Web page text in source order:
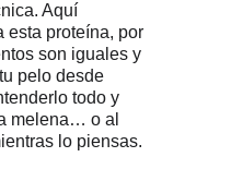
Aquí
esta proteína, por
son iguales y
pelo desde
todo y
melena… o al
lo piensas.